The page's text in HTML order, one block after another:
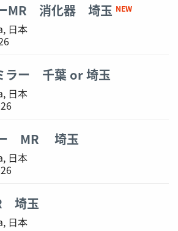
MR 消化器 埼玉 NEW
日本
ラー 千葉 or 埼玉
日本
ー MR 埼玉
日本
埼玉
日本